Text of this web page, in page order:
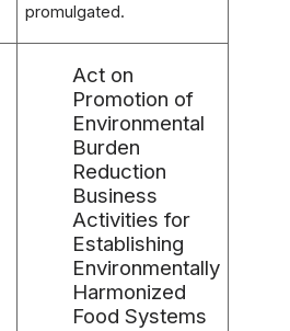
promulgated.
Act on
Promotion of
Environmental
Burden
Reduction
Business
Activities for
Establishing
Environmentally
Harmonized
Food Systems